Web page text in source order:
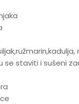
se staviti i sušeni